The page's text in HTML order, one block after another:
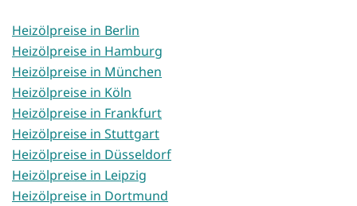
Heizölpreise in Berlin
Heizölpreise in Hamburg
Heizölpreise in München
Heizölpreise in Köln
Heizölpreise in Frankfurt
Heizölpreise in Stuttgart
Heizölpreise in Düsseldorf
Heizölpreise in Leipzig
Heizölpreise in Dortmund